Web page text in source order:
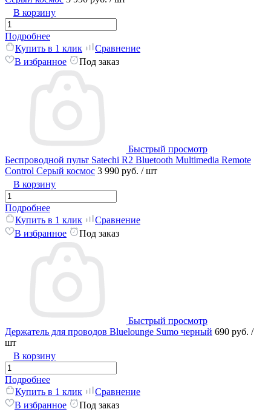
В корзину
Подробнее
Купить в 1 клик
Сравнение
В избранное
Под заказ
Быстрый просмотр
Беспроводной пульт Satechi R2 Bluetooth Multimedia Remote
Control Серый космос 3 990 руб. / шт
В корзину
Подробнее
Купить в 1 клик
Сравнение
В избранное
Под заказ
Быстрый просмотр
Держатель для проводов Bluelounge Sumo черный 690 руб. /
шт
В корзину
Подробнее
Купить в 1 клик
Сравнение
В избранное
Под заказ